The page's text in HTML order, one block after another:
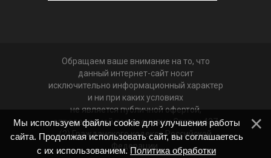
Обращаем ваше внимание на то, что
данный интернет-сайт носит
исключительно информационный характер
и ни при каких условиях
не является публичной офертой,
определяемой положениями Статьи 437
(2) Гражданского кодекса Российской
Федерации.
Мы используем файлы cookie для улучшения работы
сайта. Продолжая использовать сайт, вы соглашаетесь
с их использованием.Политика обработки